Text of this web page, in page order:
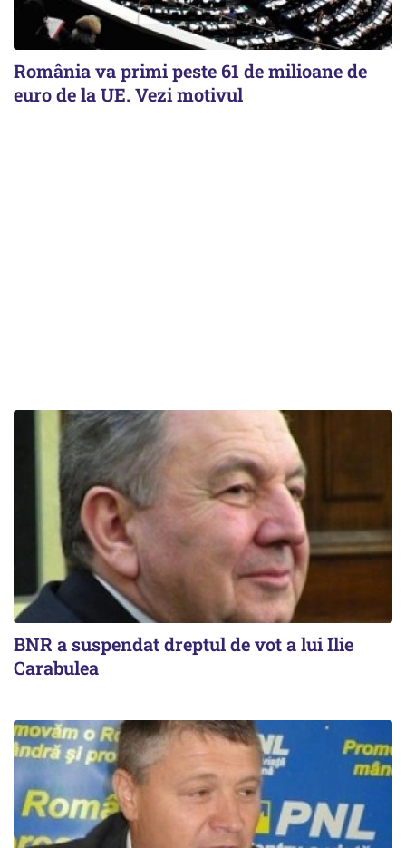
România va primi peste 61 de milioane de
euro de la UE. Vezi motivul
BNR a suspendat dreptul de vot a lui Ilie
Carabulea